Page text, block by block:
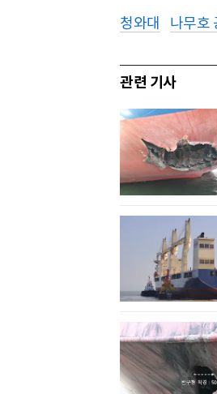
청와대 나무호
관련 기사